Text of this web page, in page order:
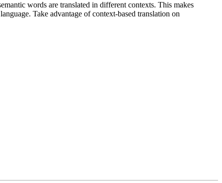
words are translated in different contexts. This makes
Take advantage of context-based translation on